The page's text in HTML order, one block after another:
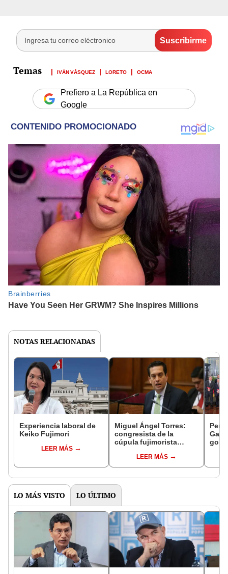
IVÁN VÁSQUEZ LORETO OCMA
Prefiero a La República en
Google
NOTAS RELACIONADAS
Experiencia laboral de
Keiko Fujimori
LEER MÁS
Miguel Ángel Torres:
congresista de la
cúpula fujimorista
del SenadoLEER MÁS
LO MÁS VISTO LO ÚLTIMO